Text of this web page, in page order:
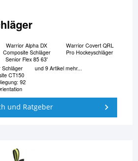
Warrior Alpha DX
Composite Schläger
Senior Flex 85 63'
Warrior Covert QRL
Pro Hockeyschläger
Schläger
CT150
92
und 9 Artikel mehr...
und Ratgeber